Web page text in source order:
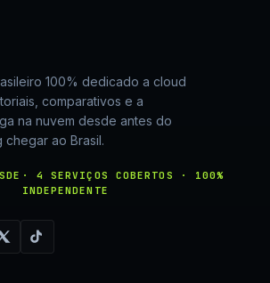
100% dedicado a cloud
comparativos e a
na nuvem desde antes do
chegar ao Brasil.
· 4 SERVIÇOS COBERTOS · 100%
INDEPENDENTE